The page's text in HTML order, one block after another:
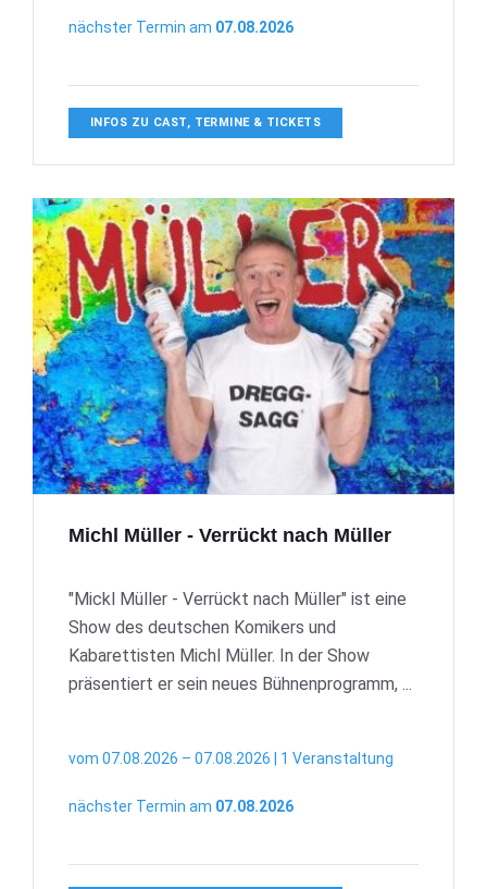
nächster Termin am 07.08.2026
INFOS ZU CAST, TERMINE & TICKETS
Michl Müller - Verrückt nach Müller
"Mickl Müller - Verrückt nach Müller" ist eine
Show des deutschen Komikers und
Kabarettisten Michl Müller. In der Show
präsentiert er sein neues Bühnenprogramm, ...
vom 07.08.2026 – 07.08.2026 | 1 Veranstaltung
nächster Termin am 07.08.2026